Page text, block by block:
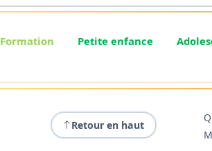
Formation Petite enfance
Retour en haut